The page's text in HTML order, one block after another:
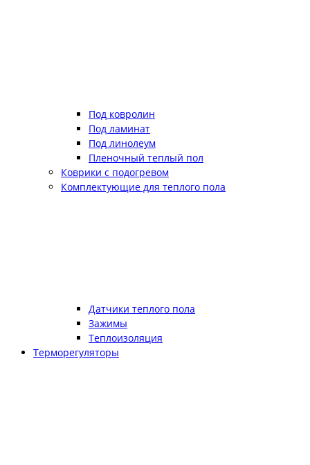
Под ковролин
Под ламинат
Под линолеум
Пленочный теплый пол
Коврики с подогревом
Комплектующие для теплого пола
Датчики теплого пола
Зажимы
Теплоизоляция
Терморегуляторы